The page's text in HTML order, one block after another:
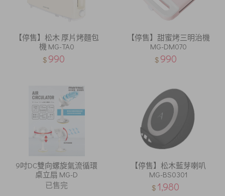
【停售】松木 厚片烤麵包
機 MG-TA0
$ 990
【停售】甜蜜烤三明治機
MG-DM070
$ 990
9吋DC雙向螺旋氣流循環
桌立扇 MG-D
已售完
【停售】松木藍芽喇叭
MG-BS0301
$ 1,980